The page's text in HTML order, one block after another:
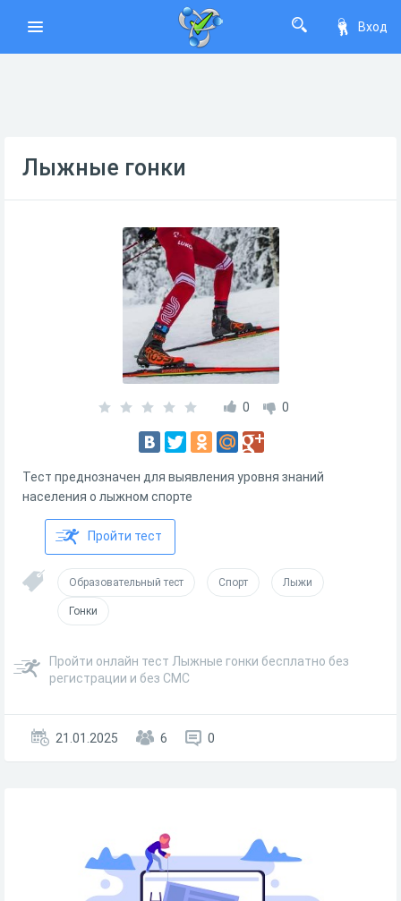
Вход
Лыжные гонки
0 0
Тест преднозначен для выявления уровня знаний
населения о лыжном спорте
Пройти тест
Образовательный тест Спорт Лыжи
Гонки
Пройти онлайн тест Лыжные гонки бесплатно без
регистрации и без СМС
21.01.2025 6 0